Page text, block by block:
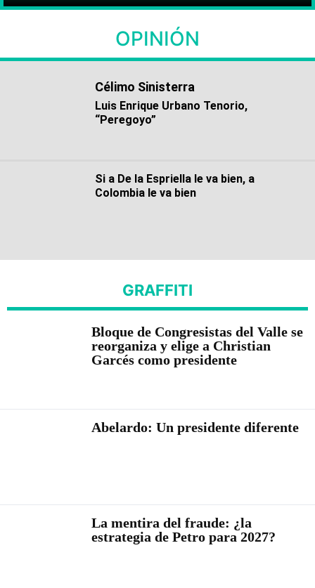
OPINIÓN
Célimo Sinisterra
Luis Enrique Urbano Tenorio,
“Peregoyo”
Si a De la Espriella le va bien, a
Colombia le va bien
GRAFFITI
Bloque de Congresistas del Valle se
reorganiza y elige a Christian
Garcés como presidente
Abelardo: Un presidente diferente
La mentira del fraude: ¿la
estrategia de Petro para 2027?